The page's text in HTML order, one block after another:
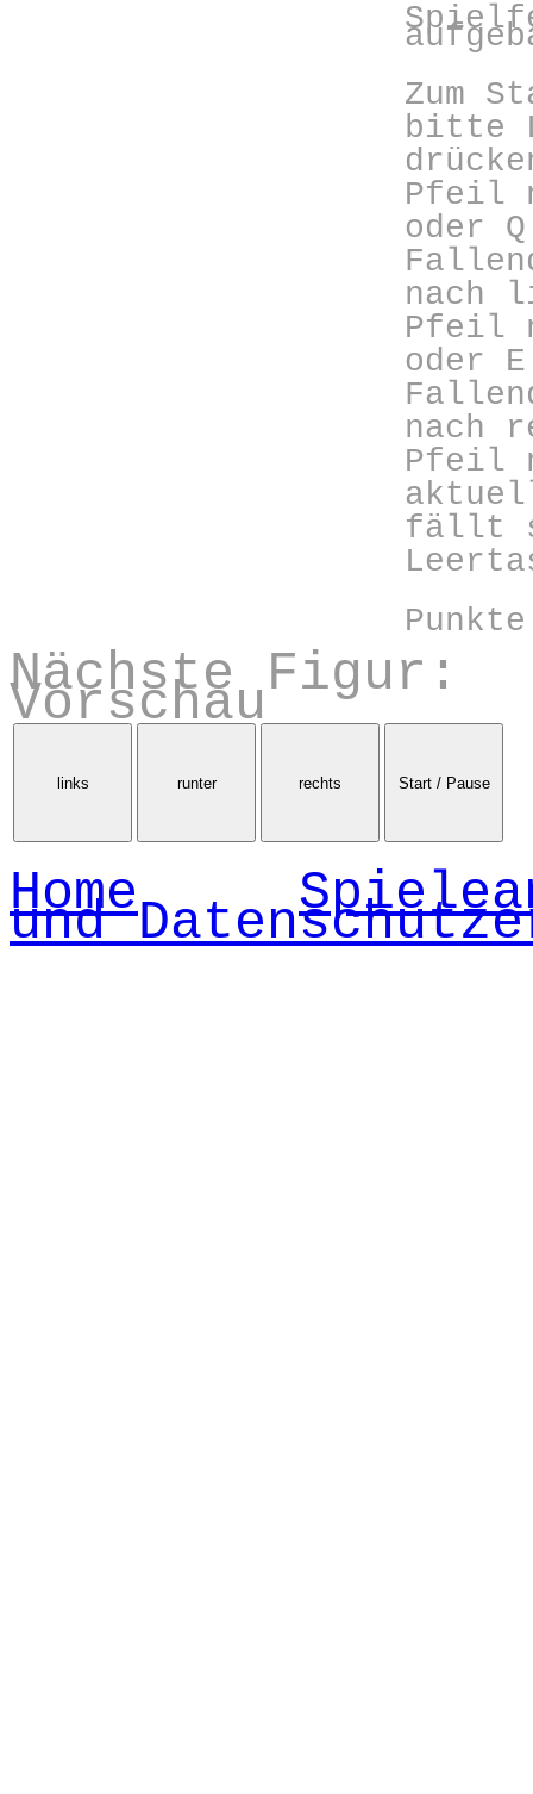
Zum
bitte
Pfeil
oder
nach
Pfeil
oder
nach
Pfeil
fällt
Nächste Figur:
Vorschau
links runter rechts Start / Pause
Home
und